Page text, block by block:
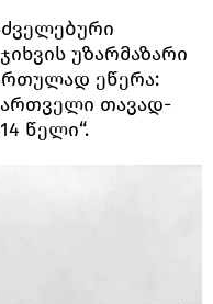
უზარმაზარი
ეწერა:
თავად-
წელი“.